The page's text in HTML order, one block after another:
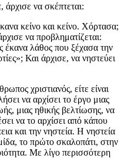
να σκέπτεται:
κείνο και κείνο. Χόρτασα;
να προβληματίζεται:
λάθος που ξέχασα την
Και άρχισε, να νηστεύει
χριστιανός, είτε είναι
να αρχίσει το έργο μιας
μιας ηθικής βελτίωσης, να
να το αρχίσει από κάπου
και την νηστεία. Η νηστεία
το πρώτο σκαλοπάτι, στην
Με λίγο περισσότερη